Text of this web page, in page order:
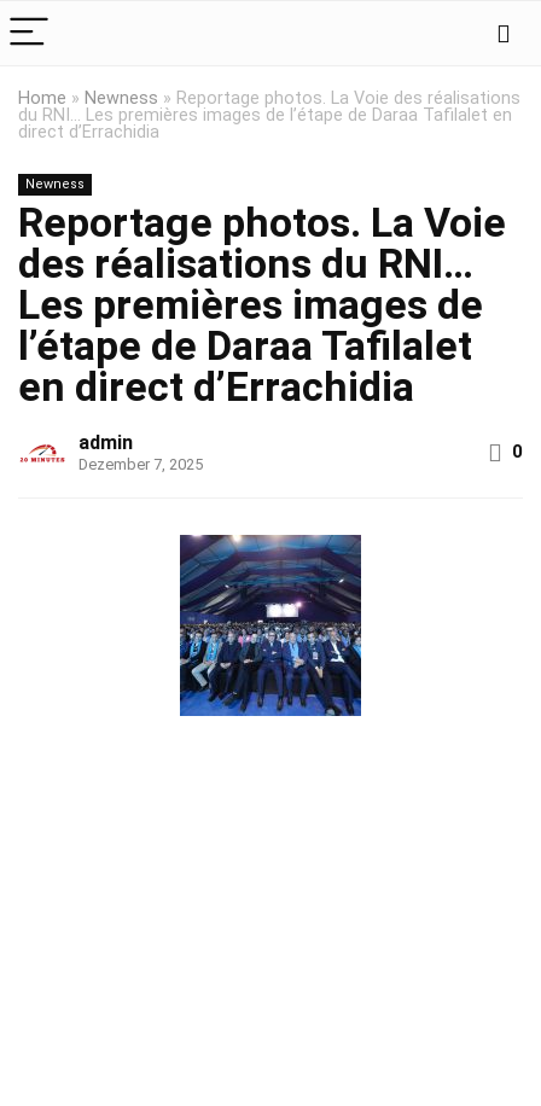
Home » Newness » Reportage photos. La Voie des réalisations
du RNI… Les premières images de l’étape de Daraa Tafilalet en
direct d’Errachidia
Newness
Reportage photos. La Voie
des réalisations du RNI…
Les premières images de
l’étape de Daraa Tafilalet
en direct d’Errachidia
admin
Dezember 7, 2025
0